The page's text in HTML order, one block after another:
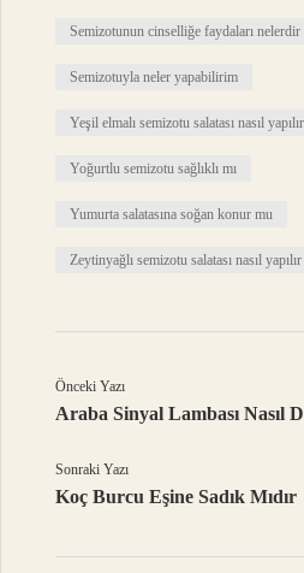
Semizotunun cinselliğe faydaları nelerdir
Semizotuyla neler yapabilirim
Yeşil elmalı semizotu salatası nasıl yapılır
Yoğurtlu semizotu sağlıklı mı
Yumurta salatasına soğan konur mu
Zeytinyağlı semizotu salatası nasıl yapılır
Önceki Yazı
Araba Sinyal Lambası Nasıl
Sonraki Yazı
Koç Burcu Eşine Sadık Mıdır